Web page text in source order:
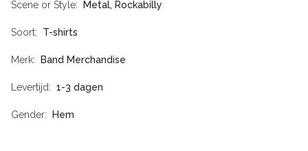
Scene or Style Metal, Rockabilly
Soort T-shirts
Merk Band Merchandise
Levertijd 1-3 dagen
Gender Hem